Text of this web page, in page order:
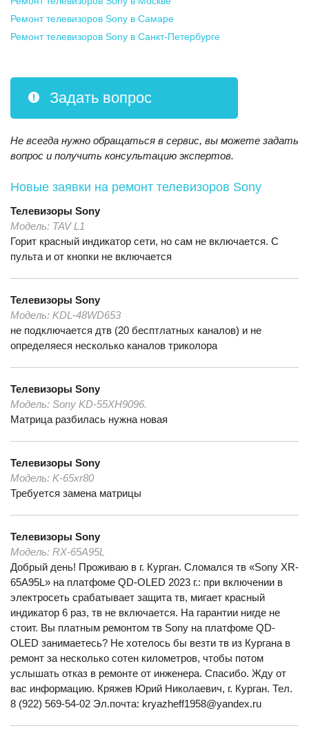
Ремонт телевизоров Sony в Самаре
Ремонт телевизоров Sony в Санкт-Петербурге
Задать вопрос
Не всегда нужно обращаться в сервис, вы можете задать
вопрос и получить консультацию экспертов.
Новые заявки на ремонт телевизоров Sony
Телевизоры Sony
Модель: TAV L1
Горит красный индикатор сети, но сам не включается. С
пульта и от кнопки не включается
Телевизоры Sony
Модель: KDL-48WD653
не подключается дтв (20 бесптлатных каналов) и не
определяеся несколько каналов триколора
Телевизоры Sony
Модель: Sony KD-55XH9096.
Матрица разбилась нужна новая
Телевизоры Sony
Модель: K-65xr80
Требуется замена матрицы
Телевизоры Sony
Модель: RX-65A95L
Добрый день! Проживаю в г. Курган. Сломался тв «Sony XR-
65A95L» на платфоме QD-OLED 2023 г.: при включении в
электросеть срабатывает защита тв, мигает красный
индикатор 6 раз, тв не включается. На гарантии нигде не
стоит. Вы платным ремонтом тв Sony на платфоме QD-
OLED занимаетесь? Не хотелось бы везти тв из Кургана в
ремонт за несколько сотен километров, чтобы потом
услышать отказ в ремонте от инженера. Спасибо. Жду от
вас информацию. Кряжев Юрий Николаевич, г. Курган. Тел.
8 (922) 569-54-02 Эл.почта: kryazheff1958@yandex.ru